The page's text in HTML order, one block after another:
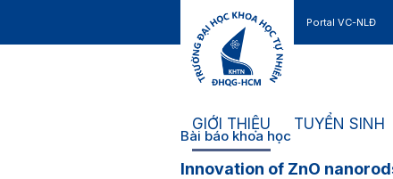
Portal VC-NLĐ
GIỚI THIỆU TUYỂN SINH
Bài báo khoa học
Innovation of ZnO